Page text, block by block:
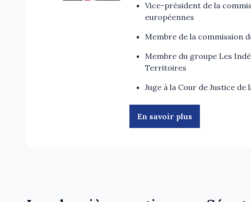
Vice-président de la
européennes
Membre de la commission
Membre du groupe Les
Territoires
Juge à la Cour de Justice de
En savoir plus